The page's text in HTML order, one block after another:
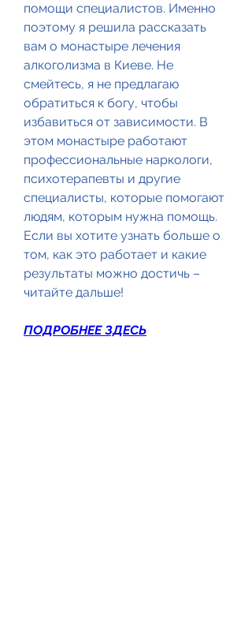
помощи специалистов. Именно
поэтому я решила рассказать
вам о монастыре лечения
алкоголизма в Киеве. Не
смейтесь, я не предлагаю
обратиться к богу, чтобы
избавиться от зависимости. В
этом монастыре работают
профессиональные наркологи,
психотерапевты и другие
специалисты, которые помогают
людям, которым нужна помощь.
Если вы хотите узнать больше о
том, как это работает и какие
результаты можно достичь –
читайте дальше!
ПОДРОБНЕЕ ЗДЕСЬ